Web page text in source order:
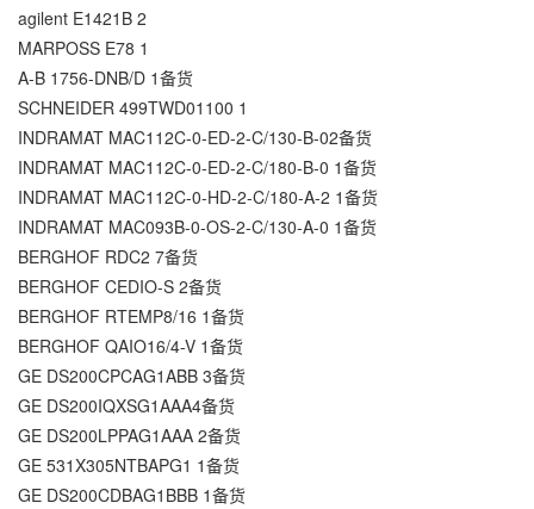
agilent E1421B 2
MARPOSS E78 1
A-B 1756-DNB/D 1备货
SCHNEIDER 499TWD01100 1
INDRAMAT MAC112C-0-ED-2-C/130-B-02备货
INDRAMAT MAC112C-0-ED-2-C/180-B-0 1备货
INDRAMAT MAC112C-0-HD-2-C/180-A-2 1备货
INDRAMAT MAC093B-0-OS-2-C/130-A-0 1备货
BERGHOF RDC2 7备货
BERGHOF CEDIO-S 2备货
BERGHOF RTEMP8/16 1备货
BERGHOF QAIO16/4-V 1备货
GE DS200CPCAG1ABB 3备货
GE DS200IQXSG1AAA4备货
GE DS200LPPAG1AAA 2备货
GE 531X305NTBAPG1 1备货
GE DS200CDBAG1BBB 1备货